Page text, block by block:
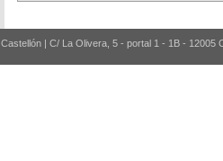
| C/ La Olivera, 5 - portal 1 - 1B - 12005